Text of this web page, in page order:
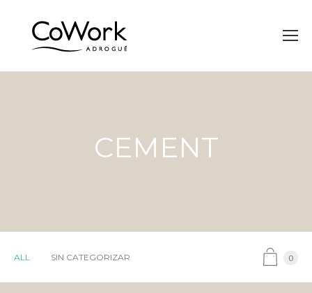
CEMENT
ALL SIN CATEGORIZAR 0